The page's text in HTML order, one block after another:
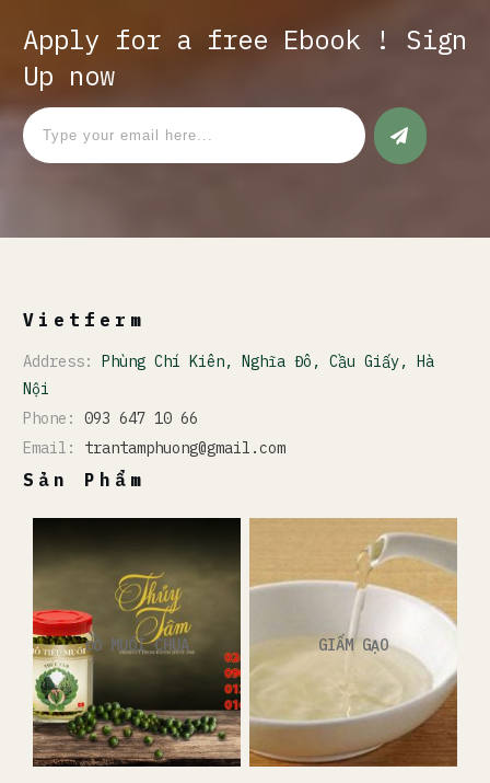
Apply for a free Ebook ! Sign
Up now
Vietferm
Address: Phùng Chí Kiên, Nghĩa Đô, Cầu Giấy, Hà
Nội
Phone: 093 647 10 66
Email: trantamphuong@gmail.com
Sản Phẩm
ĐỒ MUỐI CHUA GIẤM GẠO